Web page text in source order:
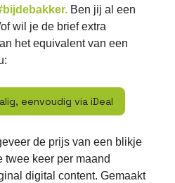
Ben jij al een
wil je de brief extra
het equivalent van een
eenvoudig via iDeal
de prijs van een blikje
twee keer per maand
digital content. Gemaakt